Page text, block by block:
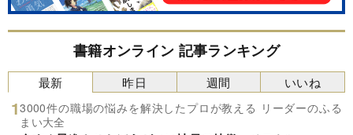
書籍オンライン 記事ランキング
最新
3000件の職場の悩みを解決したプロが教える リーダーのふる
まい大全
昨日 週間 いいね